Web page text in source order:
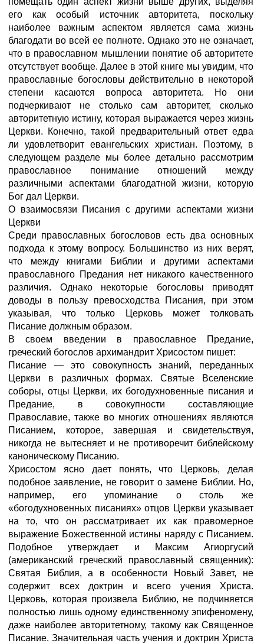
его как особый источник авторитета, поскольку
наиболее важным аспектом является сама жизнь
благодати во всей ее полноте. Однако это не означает,
что в православном мышлении понятие об авторитете
отсутствует вообще. Далее в этой книге мы увидим, что
православные богословы действительно в некоторой
степени касаются вопроса авторитета. Но они
подчеркивают не столько сам авторитет, сколько
авторитетную истину, которая выражается через жизнь
Церкви. Конечно, такой предварительный ответ едва
ли удовлетворит евангельских христиан. Поэтому, в
следующем разделе мы более детально рассмотрим
православное понимание отношений между
различными аспектами благодатной жизни, которую
Бог дал Церкви.
О взаимосвязи Писания с другими аспектами жизни
Церкви
Среди православных богословов есть два основных
подхода к этому вопросу. Большинство из них верят,
что между книгами Библии и другими аспектами
православного Предания нет никакого качественного
различия. Однако некоторые богословы приводят
доводы в пользу превосходства Писания, при этом
указывая, что только Церковь может толковать
Писание должным образом.
В своем введении в православное Предание,
греческий богослов архимандрит Хрисостом пишет:
Писание — это совокупность знаний, переданных
Церкви в различных формах. Святые Вселенские
соборы, отцы Церкви, их богодухновенные писания и
Предание, в совокупности составляющие
Православие, также во многих отношениях являются
Писанием, которое, завершая и свидетельствуя,
никогда не вытесняет и не противоречит библейскому
каноническому Писанию.
Хрисостом ясно дает понять, что Церковь, делая
подобное заявление, не говорит о замене Библии. Но,
например, его упоминание о столь же
«богодухновенных писаниях» отцов Церкви указывает
на то, что он рассматривает их как правомерное
выражение Божественной истины наряду с Писанием.
Подобное утверждает и Максим Агиоргусий
(американский греческий православный священник):
Святая Библия, а в особенности Новый Завет, не
содержит всех доктрин и всего учения Христа.
Церковь, которая произвела Библию, не подчиняется
полностью лишь одному единственному эпифеномену,
даже наиболее авторитетному, такому как Священное
Писание. Значительная часть учения и доктрин Христа